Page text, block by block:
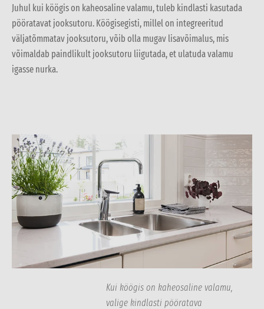
Juhul kui köögis on kaheosaline valamu, tuleb kindlasti kasutada
pööratavat jooksutoru. Köögisegisti, millel on integreeritud
väljatõmmatav jooksutoru, võib olla mugav lisavõimalus, mis
võimaldab paindlikult jooksutoru liigutada, et ulatuda valamu
igasse nurka.
Kui köögis on kaheosaline valamu,
valige kindlasti pööratava